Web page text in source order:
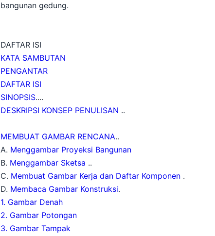
bangunan gedung.
DAFTAR ISI
KATA SAMBUTAN
PENGANTAR
DAFTAR ISI
SINOPSIS....
DESKRIPSI KONSEP PENULISAN ..
MEMBUAT GAMBAR RENCANA..
A. Menggambar Proyeksi Bangunan
B. Menggambar Sketsa ..
C. Membuat Gambar Kerja dan Daftar Komponen .
D. Membaca Gambar Konstruksi.
1. Gambar Denah
2. Gambar Potongan
3. Gambar Tampak